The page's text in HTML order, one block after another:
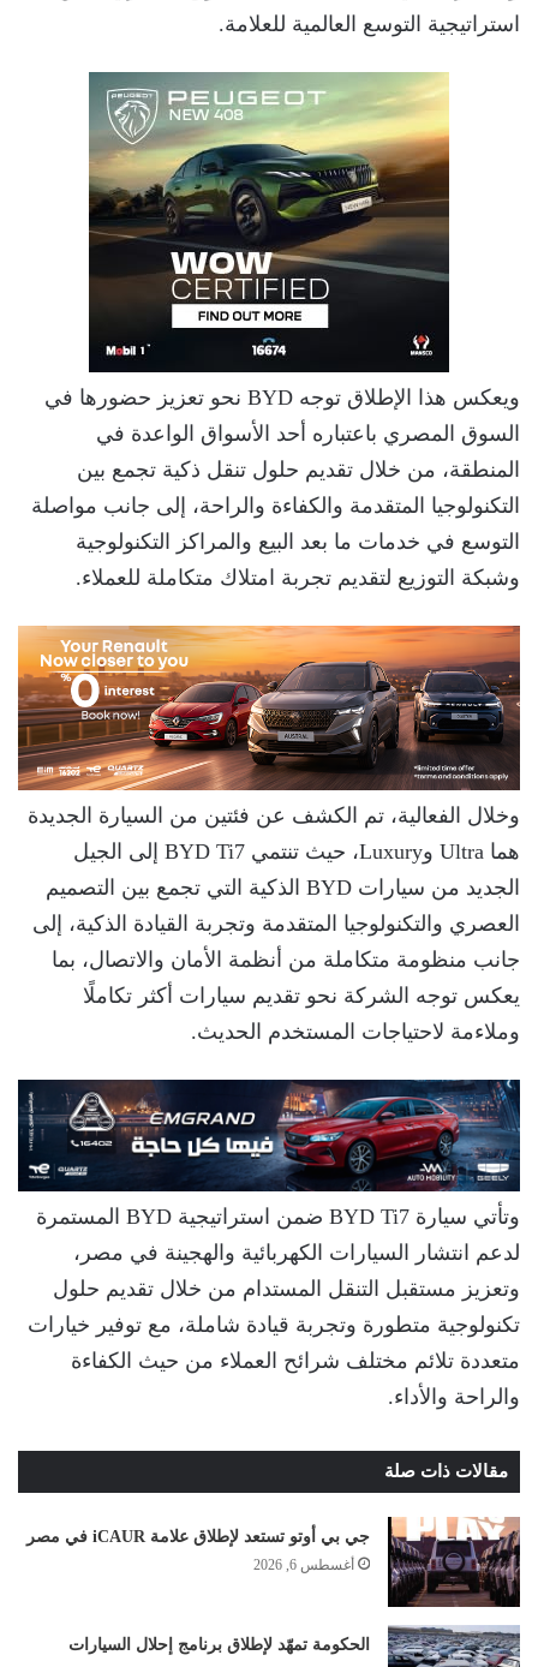
استراتيجية التوسع العالمية للعلامة.
ويعكس هذا الإطلاق توجه BYD نحو تعزيز حضورها في
السوق المصري باعتباره أحد الأسواق الواعدة في
المنطقة، من خلال تقديم حلول تنقل ذكية تجمع بين
التكنولوجيا المتقدمة والكفاءة والراحة، إلى جانب مواصلة
التوسع في خدمات ما بعد البيع والمراكز التكنولوجية
وشبكة التوزيع لتقديم تجربة امتلاك متكاملة للعملاء.
وخلال الفعالية، تم الكشف عن فئتين من السيارة الجديدة
هما Ultra وLuxury، حيث تنتمي BYD Ti7 إلى الجيل
الجديد من سيارات BYD الذكية التي تجمع بين التصميم
العصري والتكنولوجيا المتقدمة وتجربة القيادة الذكية، إلى
جانب منظومة متكاملة من أنظمة الأمان والاتصال، بما
يعكس توجه الشركة نحو تقديم سيارات أكثر تكاملًا
وملاءمة لاحتياجات المستخدم الحديث.
وتأتي سيارة BYD Ti7 ضمن استراتيجية BYD المستمرة
لدعم انتشار السيارات الكهربائية والهجينة في مصر،
وتعزيز مستقبل التنقل المستدام من خلال تقديم حلول
تكنولوجية متطورة وتجربة قيادة شاملة، مع توفير خيارات
متعددة تلائم مختلف شرائح العملاء من حيث الكفاءة
والراحة والأداء.
مقالات ذات صلة
جي بي أوتو تستعد لإطلاق علامة iCAUR في مصر
أغسطس 6, 2026
الحكومة تمهّد لإطلاق برنامج إحلال السيارات